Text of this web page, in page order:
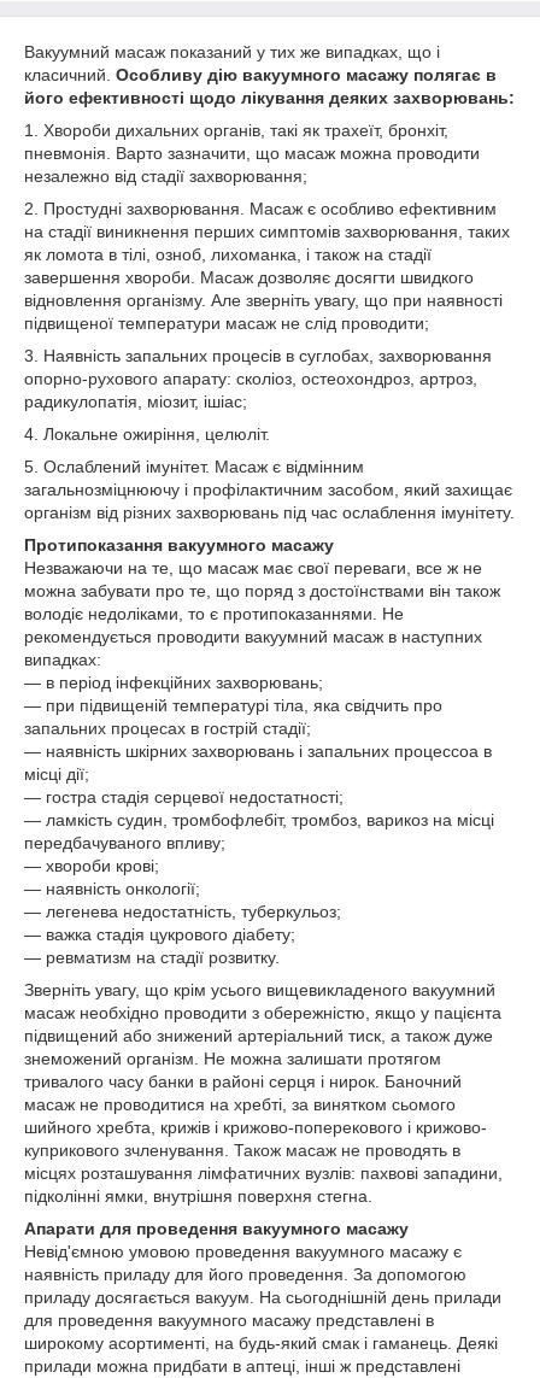
Вакуумний масаж показаний у тих же випадках, що і
класичний. Особливу дію вакуумного масажу полягає в
його ефективності щодо лікування деяких захворювань:
1. Хвороби дихальних органів, такі як трахеїт, бронхіт,
пневмонія. Варто зазначити, що масаж можна проводити
незалежно від стадії захворювання;
2. Простудні захворювання. Масаж є особливо ефективним
на стадії виникнення перших симптомів захворювання, таких
як ломота в тілі, озноб, лихоманка, і також на стадії
завершення хвороби. Масаж дозволяє досягти швидкого
відновлення організму. Але зверніть увагу, що при наявності
підвищеної температури масаж не слід проводити;
3. Наявність запальних процесів в суглобах, захворювання
опорно-рухового апарату: сколіоз, остеохондроз, артроз,
радикулопатія, міозит, ішіас;
4. Локальне ожиріння, целюліт.
5. Ослаблений імунітет. Масаж є відмінним
загальнозміцнюючу і профілактичним засобом, який захищає
організм від різних захворювань під час ослаблення імунітету.
Протипоказання вакуумного масажу
Незважаючи на те, що масаж має свої переваги, все ж не
можна забувати про те, що поряд з достоїнствами він також
володіє недоліками, то є протипоказаннями. Не
рекомендується проводити вакуумний масаж в наступних
випадках:
― в період інфекційних захворювань;
― при підвищеній температурі тіла, яка свідчить про
запальних процесах в гострій стадії;
― наявність шкірних захворювань і запальних процессоа в
місці дії;
― гостра стадія серцевої недостатності;
― ламкість судин, тромбофлебіт, тромбоз, варикоз на місці
передбачуваного впливу;
― хвороби крові;
― наявність онкології;
― легенева недостатність, туберкульоз;
― важка стадія цукрового діабету;
― ревматизм на стадії розвитку.
Зверніть увагу, що крім усього вищевикладеного вакуумний
масаж необхідно проводити з обережністю, якщо у пацієнта
підвищений або знижений артеріальний тиск, а також дуже
знеможений організм. Не можна залишати протягом
тривалого часу банки в районі серця і нирок. Баночний
масаж не проводитися на хребті, за винятком сьомого
шийного хребта, крижів і крижово-поперекового і крижово-
куприкового зчленування. Також масаж не проводять в
місцях розташування лімфатичних вузлів: пахвові западини,
підколінні ямки, внутрішня поверхня стегна.
Апарати для проведення вакуумного масажу
Невід'ємною умовою проведення вакуумного масажу є
наявність приладу для його проведення. За допомогою
приладу досягається вакуум. На сьогоднішній день прилади
для проведення вакуумного масажу представлені в
широкому асортименті, на будь-який смак і гаманець. Деякі
прилади можна придбати в аптеці, інші ж представлені